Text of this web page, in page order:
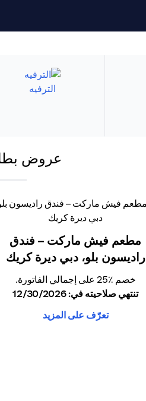
الترفيه
عروض
مطعم فيش ماركت – فندق
راديسون بلو، دبي ديرة كريك
خصم ٪25 على إجمالي الفاتورة.
تنتهي صلاحيته في: 12/30/2026
تعرّف على المزيد